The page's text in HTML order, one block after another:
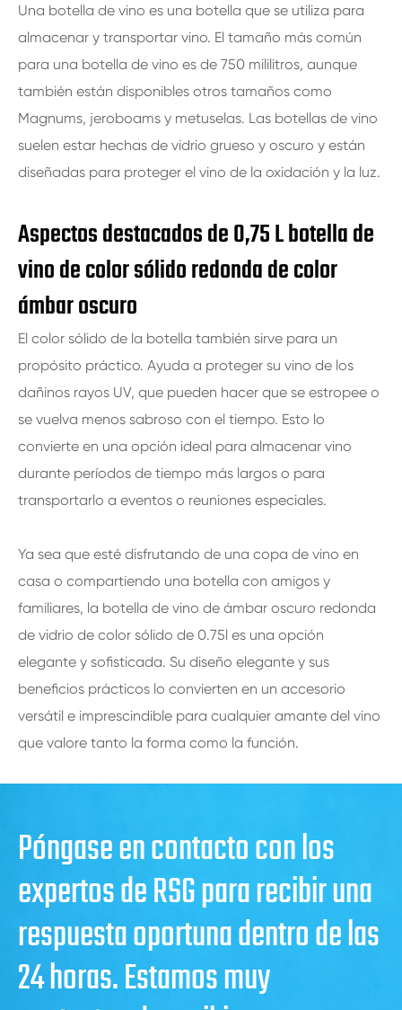
Una botella de vino es una botella que se utiliza para
almacenar y transportar vino. El tamaño más común
para una botella de vino es de 750 mililitros, aunque
también están disponibles otros tamaños como
Magnums, jeroboams y metuselas. Las botellas de vino
suelen estar hechas de vidrio grueso y oscuro y están
diseñadas para proteger el vino de la oxidación y la luz.
Aspectos destacados de 0,75 L botella de
vino de color sólido redonda de color
ámbar oscuro
El color sólido de la botella también sirve para un
propósito práctico. Ayuda a proteger su vino de los
dañinos rayos UV, que pueden hacer que se estropee o
se vuelva menos sabroso con el tiempo. Esto lo
convierte en una opción ideal para almacenar vino
durante períodos de tiempo más largos o para
transportarlo a eventos o reuniones especiales.
Ya sea que esté disfrutando de una copa de vino en
casa o compartiendo una botella con amigos y
familiares, la botella de vino de ámbar oscuro redonda
de vidrio de color sólido de 0.75l es una opción
elegante y sofisticada. Su diseño elegante y sus
beneficios prácticos lo convierten en un accesorio
versátil e imprescindible para cualquier amante del vino
que valore tanto la forma como la función.
Póngase en contacto con los
expertos de RSG para recibir una
respuesta oportuna dentro de las
24 horas. Estamos muy